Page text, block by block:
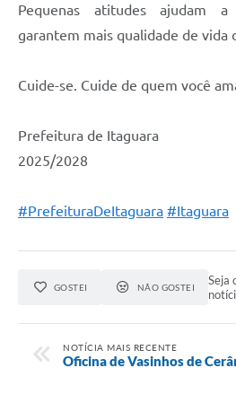
Pequenas atitudes ajudam
garantem mais qualidade de vida
Cuide-se. Cuide de quem você
Prefeitura de Itaguara
2025/2028
#PrefeituraDeItaguara #Itaguara
GOSTEI NÃO GOSTEI
Seja
NOTÍCIA MAIS RECENTE
Oficina de Vasinhos de